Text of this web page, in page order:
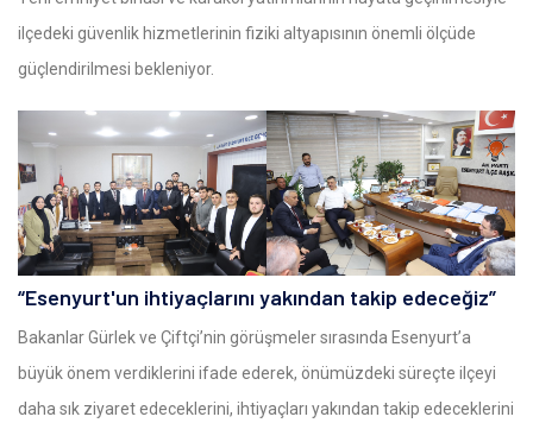
ilçedeki güvenlik hizmetlerinin fiziki altyapısının önemli ölçüde
güçlendirilmesi bekleniyor.
“Esenyurt'un ihtiyaçlarını yakından takip edeceğiz”
Bakanlar Gürlek ve Çiftçi’nin görüşmeler sırasında Esenyurt’a
büyük önem verdiklerini ifade ederek, önümüzdeki süreçte ilçeyi
daha sık ziyaret edeceklerini, ihtiyaçları yakından takip edeceklerini